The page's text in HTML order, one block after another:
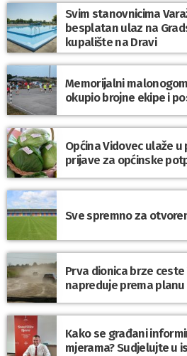
Svim stanovnicima
besplatan ulaz na
kupalište na Dravi
Memorijalni
okupio brojne ekipe i
Općina Vidovec ulaže
prijave za općinske
Sve spremno za
Prva dionica brze ceste
napreduje prema planu
Kako se građani
mjerama? Sudjelujte u